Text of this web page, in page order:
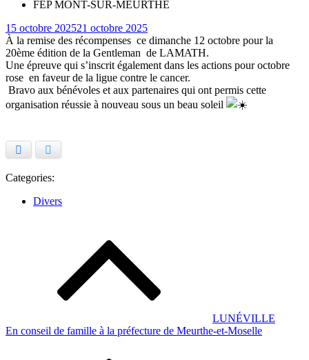
FEP MONT-SUR-MEURTHE
Posted
on
15 octobre 202521 octobre 2025
À la remise des récompenses ce dimanche 12 octobre pour la
20ème édition de la Gentleman de LAMATH.
Une épreuve qui s’inscrit également dans les actions pour octobre
rose en faveur de la ligue contre le cancer.
Bravo aux bénévoles et aux partenaires qui ont permis cette
organisation réussie à nouveau sous un beau soleil
Categories:
Divers
LUNÉVILLE
En conseil de famille à la préfecture de Meurthe-et-Moselle